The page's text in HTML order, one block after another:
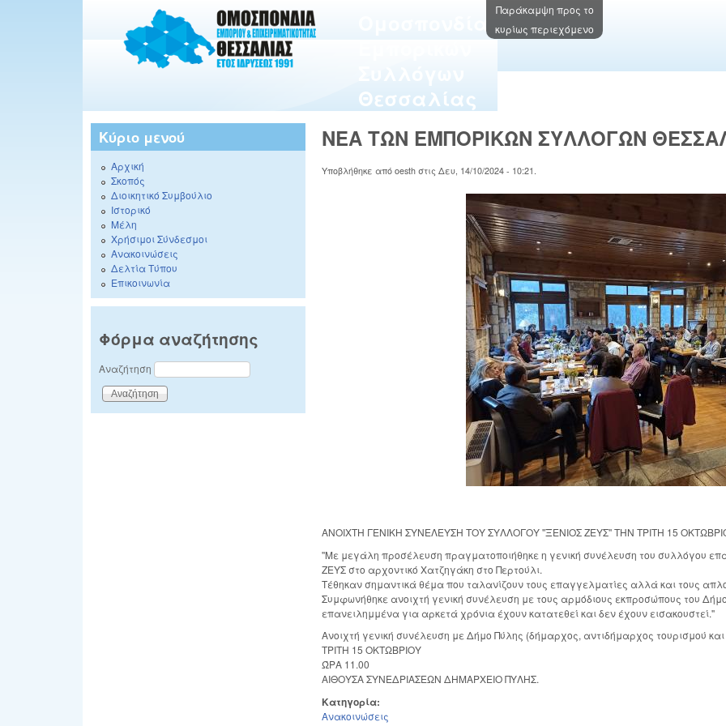
Παράκαμψη προς το
κυρίως περιεχόμενο
Θεσσαλίας
ΝΕΑ ΤΩΝ ΕΜΠΟΡΙΚΩΝ ΣΥΛΛΟΓΩΝ
Υποβλήθηκε από oesth στις Δευ, 14/10/2024 - 10:21 .
ΑΝΟΙΧΤΗ ΓΕΝΙΚΗ ΣΥΝΕΛΕΥΣΗ ΤΟΥ ΣΥΛΛΟΓΟΥ ''ΞΕΝΙΟΣ ΖΕΥΣ'' ΤΗΝ ΤΡΙΤΗ 15
''Με μεγάλη προσέλευση πραγματοποιήθηκε η γενική συνέλευση του συλλόγου
ΖΕΥΣ στο αρχοντικό Χατζηγάκη στο Περτούλι.
Τέθηκαν σημαντικά θέμα που ταλανίζουν τους επαγγελματίες αλλά και τους
Συμφωνήθηκε ανοιχτή γενική συνέλευση με τους αρμόδιους εκπροσώπους του
επανειλημμένα για αρκετά χρόνια έχουν κατατεθεί και δεν έχουν εισακουστεί.''
Ανοιχτή γενική συνέλευση με Δήμο Πύλης (δήμαρχος, αντιδήμαρχος τουρισμού και
ΤΡΙΤΗ 15 ΟΚΤΩΒΡΙΟΥ
ΏΡΑ 11.00
ΑΙΘΟΥΣΑ ΣΥΝΕΔΡΙΑΣΕΩΝ ΔΗΜΑΡΧΕΙΟ ΠΥΛΗΣ.
Κατηγορία:
Ανακοινώσεις
Κύριο μενού
Αρχική
Σκοπός
Διοικητικό Συμβούλιο
Ιστορικό
Μέλη
Χρήσιμοι Σύνδεσμοι
Ανακοινώσεις
Δελτία Τύπου
Επικοινωνία
Φόρμα αναζήτησης
Αναζήτηση